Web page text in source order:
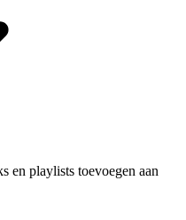
en playlists toevoegen aan